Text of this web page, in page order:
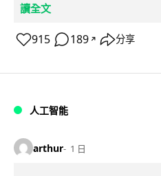
讀全文
915 189 ↗ 分享
人工智能
arthur 1 日